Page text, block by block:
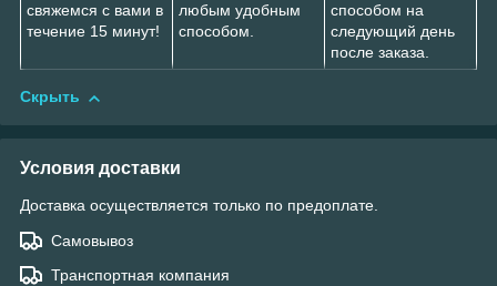
свяжемся с вами в
течение 15 минут!
любым удобным
способом.
способом на
следующий день
после заказа.
Скрыть
Условия доставки
Доставка осуществляется только по предоплате.
Самовывоз
Транспортная компания